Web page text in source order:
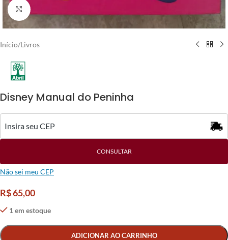
Clique para ampliar
Início/Livros
Disney Manual do Peninha
CONSULTAR
Não sei meu CEP
R$65,00
1 em estoque
ADICIONAR AO CARRINHO
Alternative: